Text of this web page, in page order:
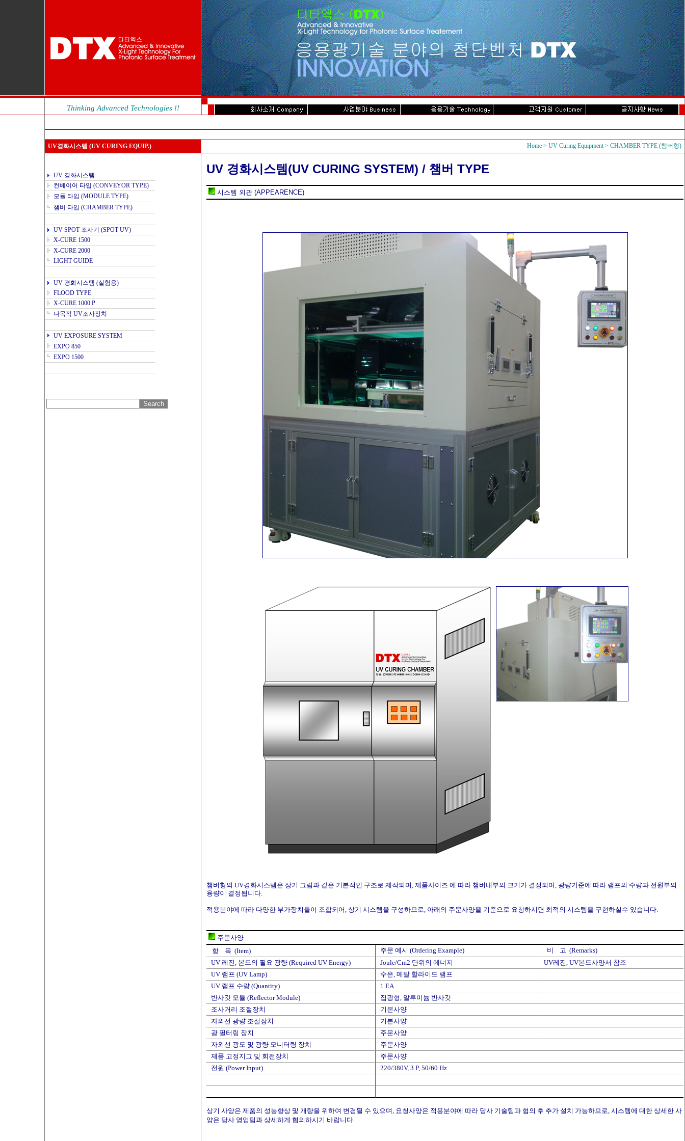
Thinking Advanced Technologies !!
UV경화시스템 (UV CURING EQUIP.) Home > UV Curing Equipment > CHAMBER TYPE (챔버형)
UV 경화시스템
컨베이어 타입 (CONVEYOR TYPE)
모듈 타입 (MODULE TYPE)
챔버 타입 (CHAMBER TYPE)
UV SPOT 조사기 (SPOT UV)
X-CURE 1500
X-CURE 2000
LIGHT GUIDE
UV 경화시스템 (실험용)
FLOOD TYPE
X-CURE 1000 P
다목적 UV조사장치
UV EXPOSURE SYSTEM
EXPO 850
EXPO 1500
UV 경화시스템(UV CURING SYSTEM) / 챔버 TYPE
시스템 외관 (APPEARENCE)
챔버형의 UV경화시스템은 상기 그림과 같은 기본적인 구조로 제작되며, 제품사이즈 에 따라 챔버내부의 크기가 결정되며, 광량기준에 따라 램프의 수량과 전원부의
용량이 결정됩니다.
적용분야에 따라 다양한 부가장치들이 조합되어, 상기 시스템을 구성하므로, 아래의 주문사양을 기준으로 요청하시면 최적의 시스템을 구현하실수 있습니다.
주문사양
항 목 (Item)
주문 예시 (Ordering Example)
비 고 (Remarks)
UV 레진, 본드의 필요 광량 (Required UV Energy)
Joule/Cm2 단위의 에너지
UV레진, UV본드사양서 참조
UV 램프 (UV Lamp)
수은, 메탈 할라이드 램프
UV 램프 수량 (Quantity)
1 EA
반사갓 모듈 (Reflector Module)
집광형, 알루미늄 반사갓
조사거리 조절장치
기본사양
자외선 광량 조절장치
기본사양
광 필터링 장치
주문사양
자외선 광도 및 광량 모니터링 장치
주문사양
제품 고정지그 및 회전장치
주문사양
전원 (Power Input)
220/380V, 3 P, 50/60 Hz
상기 사양은 제품의 성능향상 및 개량을 위하여 변경될 수 있으며, 요청사양은 적용분야에 따라 당사 기술팀과 협의 후 추가 설치 가능하므로, 시스템에 대한 상세한 사
양은 당사 영업팀과 상세하게 협의하시기 바랍니다.